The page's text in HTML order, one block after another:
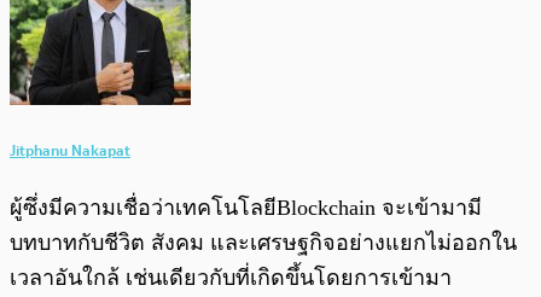
Jitphanu Nakapat
ผู้ซึ่งมีความเชื่อว่าเทคโนโลยีBlockchain จะเข้ามามี
บทบาทกับชีวิต สังคม และเศรษฐกิจอย่างแยกไม่ออกใน
เวลาอันใกล้ เช่นเดียวกับที่เกิดขึ้นโดยการเข้ามา